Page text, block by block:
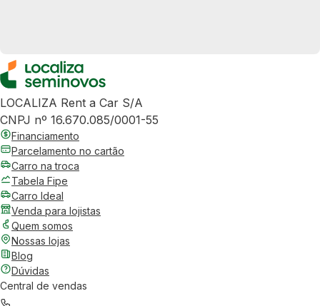
LOCALIZA Rent a Car S/A
CNPJ nº 16.670.085/0001-55
Financiamento
Parcelamento no cartão
Carro na troca
Tabela Fipe
Carro Ideal
Venda para lojistas
Quem somos
Nossas lojas
Blog
Dúvidas
Central de vendas